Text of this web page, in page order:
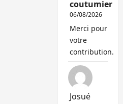
coutumier
06/08/2026
Merci pour
votre
contribution.
Josué